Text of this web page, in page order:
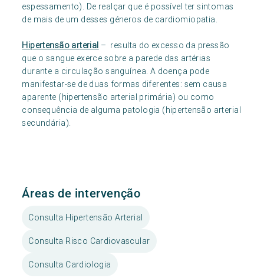
espessamento). De realçar que é possível ter sintomas
de mais de um desses géneros de cardiomiopatia.
Hipertensão arterial – resulta do excesso da pressão
que o sangue exerce sobre a parede das artérias
durante a circulação sanguínea. A doença pode
manifestar-se de duas formas diferentes: sem causa
aparente (hipertensão arterial primária) ou como
consequência de alguma patologia (hipertensão arterial
secundária).
Áreas de intervenção
Consulta Hipertensão Arterial
Consulta Risco Cardiovascular
Consulta Cardiologia